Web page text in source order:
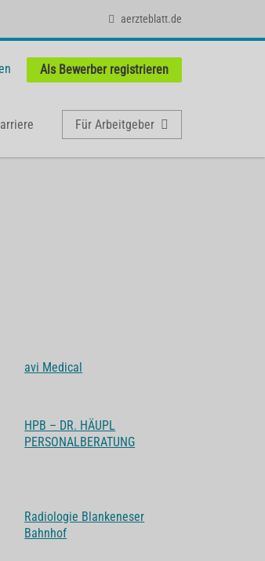
aerzteblatt.de
Als Bewerber registrieren
Für Arbeitgeber
avi Medical
HPB – DR. HÄUPL
PERSONALBERATUNG
Radiologie Blankeneser
Bahnhof